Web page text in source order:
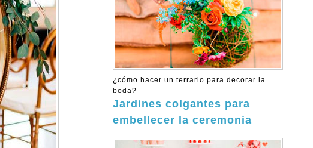
¿cómo hacer un terrario para decorar la
boda?
Jardines colgantes para
embellecer la ceremonia